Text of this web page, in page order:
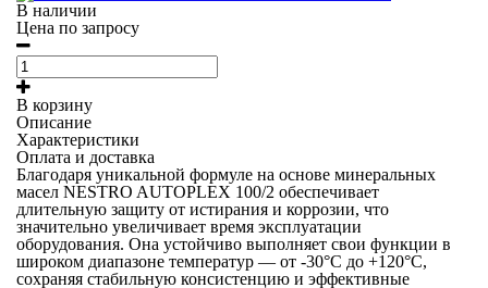
В наличии
Цена по запросу
В корзину
Описание
Характеристики
Оплата и доставка
Благодаря уникальной формуле на основе минеральных
масел NESTRO AUTOPLEX 100/2 обеспечивает
длительную защиту от истирания и коррозии, что
значительно увеличивает время эксплуатации
оборудования. Она устойчиво выполняет свои функции в
широком диапазоне температур — от -30°C до +120°C,
сохраняя стабильную консистенцию и эффективные